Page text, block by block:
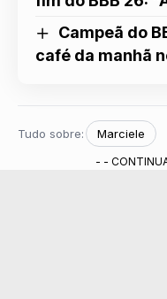
Campeã do
café da manhã
Tudo sobre: Marciele
- -